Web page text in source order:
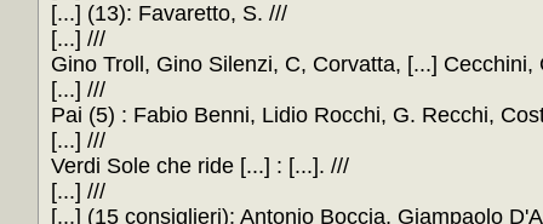
[...] (13): Favaretto, S. ///
[...] ///
Gino Troll, Gino Silenzi, C, Corvatta, [...] Cecchini,
[...] ///
Pai (5) : Fabio Benni, Lidio Rocchi, G. Recchi,
[...] ///
Verdi Sole che ride [...] : [...]. ///
[...] ///
[...] (15 consiglieri): Antonio Boccia, Giampaolo